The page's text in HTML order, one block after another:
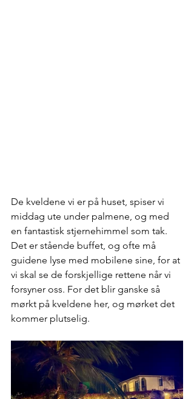
De kveldene vi er på huset, spiser vi
middag ute under palmene, og med
en fantastisk stjernehimmel som tak.
Det er stående buffet, og ofte må
guidene lyse med mobilene sine, for at
vi skal se de forskjellige rettene når vi
forsyner oss. For det blir ganske så
mørkt på kveldene her, og mørket det
kommer plutselig.